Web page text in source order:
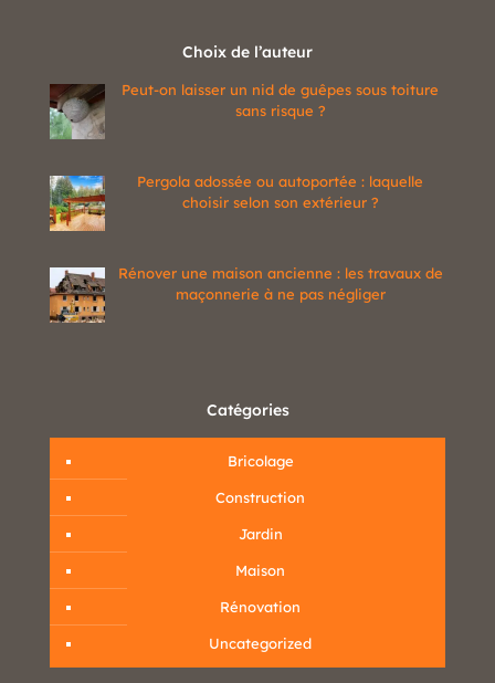
Choix de l’auteur
Peut-on laisser un nid de guêpes sous toiture
sans risque ?
Pergola adossée ou autoportée : laquelle
choisir selon son extérieur ?
Rénover une maison ancienne : les travaux de
maçonnerie à ne pas négliger
Catégories
Bricolage
Construction
Jardin
Maison
Rénovation
Uncategorized